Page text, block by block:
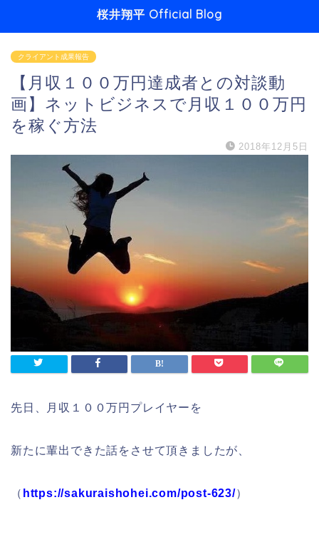
桜井翔平 Official Blog
クライアント成果報告
【月収１００万円達成者との対談動
画】ネットビジネスで月収１００万円
を稼ぐ方法
2018年12月5日
先日、月収１００万円プレイヤーを
新たに輩出できた話をさせて頂きましたが、
（ https://sakuraishohei.com/post-623/）